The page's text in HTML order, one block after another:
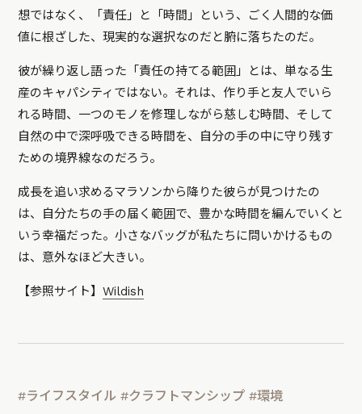
想ではなく、「責任」と「時間」という、ごく人間的な価
値に根ざした、現実的な選択なのだと腑に落ちたのだ。
彼が繰り返し語った「責任の持てる範囲」とは、単なる生
産のキャパシティではない。それは、作り手と友人でいら
れる時間、一つのモノを修理しながら慈しむ時間、そして
自然の中で深呼吸できる時間を、自分の手の中に守り残す
ための境界線なのだろう。
成長を追い求めるマラソンから降りた彼らが見つけたの
は、自分たちの手の届く範囲で、豊かな時間を編んでいくと
いう幸福だった。小さなバッグが私たちに問いかけるもの
は、意外なほど大きい。
【参照サイト】Wildish
#ライフスタイル #クラフトマンシップ #環境